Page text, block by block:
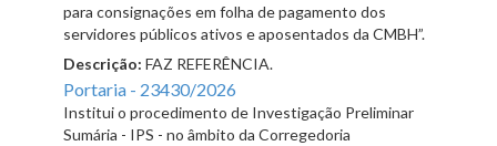
para consignações em folha de pagamento dos
servidores públicos ativos e aposentados da CMBH”.
Descrição: FAZ REFERÊNCIA.
Portaria - 23430/2026
Institui o procedimento de Investigação Preliminar
Sumária - IPS - no âmbito da Corregedoria